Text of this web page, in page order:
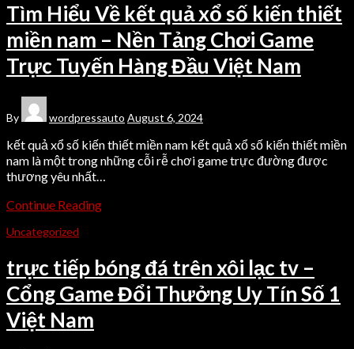
Tìm Hiểu Về kết quả xổ số kiến thiết
miền nam – Nền Tảng Chơi Game
Trực Tuyến Hàng Đầu Việt Nam
By wordpressauto August 6, 2024
kết quả xổ số kiến thiết miền nam kết quả xổ số kiến thiết miền
nam là một trong những cỗi rễ chơi game trực đường được
thương yêu nhất…
Continue Reading
Uncategorized
trực tiếp bóng đá trên xôi lạc tv –
Cổng Game Đổi Thưởng Uy Tín Số 1
Việt Nam